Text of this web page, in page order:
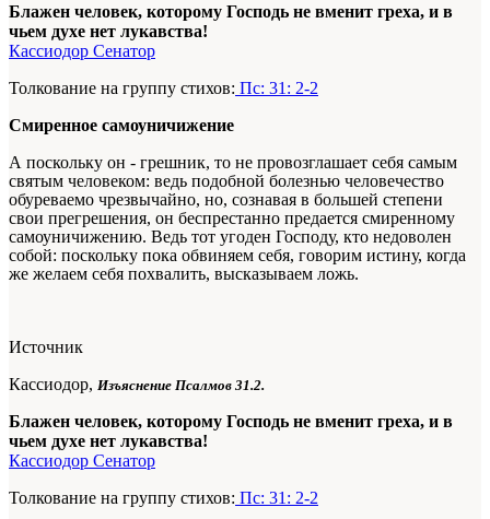
Блажен человек, которому Господь не вменит греха, и в
чьем духе нет лукавства!
Кассиодор Сенатор
Толкование на группу стихов: Пс: 31: 2-2
Смиренное самоуничижение
А поскольку он - грешник, то не провозглашает себя самым
святым человеком: ведь подобной болезнью человечество
обуреваемо чрезвычайно, но, сознавая в большей степени
свои прегрешения, он беспрестанно предается смиренному
самоуничижению. Ведь тот угоден Господу, кто недоволен
собой: поскольку пока обвиняем себя, говорим истину, когда
же желаем себя похвалить, высказываем ложь.
Источник
Кассиодор, Изъяснение Псалмов 31.2.
Блажен человек, которому Господь не вменит греха, и в
чьем духе нет лукавства!
Кассиодор Сенатор
Толкование на группу стихов: Пс: 31: 2-2